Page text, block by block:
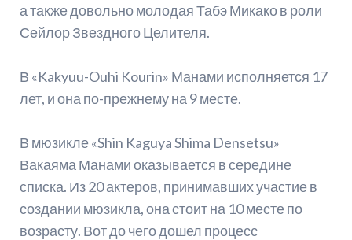
а также довольно молодая Табэ Микако в роли
Сейлор Звездного Целителя.
В «Kakyuu-Ouhi Kourin» Манами исполняется 17
лет, и она по-прежнему на 9 месте.
В мюзикле «Shin Kaguya Shima Densetsu»
Вакаяма Манами оказывается в середине
списка. Из 20 актеров, принимавших участие в
создании мюзикла, она стоит на 10 месте по
возрасту. Вот до чего дошел процесс